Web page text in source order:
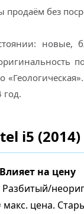
продаём без
новые, б/
год.
i5 (2014)
Влияет на цену
цена.